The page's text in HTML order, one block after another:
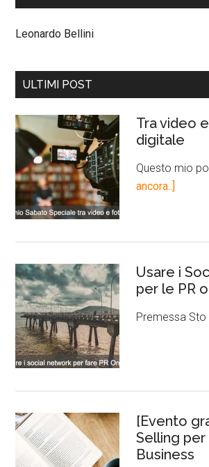
Leonardo Bellini
ULTIMI POST
Tra video
digitale
Questo mio
ancora..]
Usare i
per le PR
Premessa Sto
[Evento
Selling per
Business